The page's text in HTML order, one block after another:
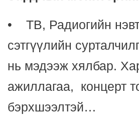
• ТВ, Радиогийн
сэтгүүлийн
нь мэдээж хялбар.
ажиллагаа, концерт
бэрхшээлтэй…